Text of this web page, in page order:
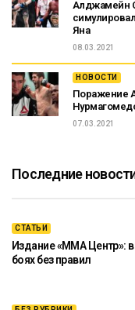
Алджамейн
Яна
08.03.2021
НОВОСТИ
Поражение
07.03.2021
Последние
СТАТЬИ
Издание «ММА Центр»:
боях без правил